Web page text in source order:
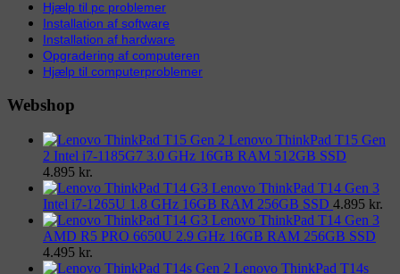
Hjælp til pc problemer
Installation af software
Installation af hardware
Opgradering af computeren
Hjælp til computerproblemer
Webshop
Lenovo ThinkPad T15 Gen
2 Intel i7-1185G7 3.0 GHz 16GB RAM 512GB SSD
4.895 kr.
Lenovo ThinkPad T14 Gen 3
Intel i7-1265U 1.8 GHz 16GB RAM 256GB SSD 4.895 kr.
Lenovo ThinkPad T14 Gen 3
AMD R5 PRO 6650U 2.9 GHz 16GB RAM 256GB SSD
4.495 kr.
Lenovo ThinkPad T14s